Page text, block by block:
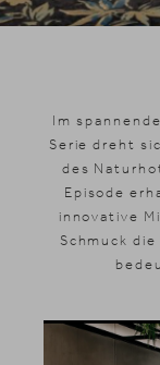
Skifahren
Im
Serie dreht
des
Episode
innovative
Schmuck